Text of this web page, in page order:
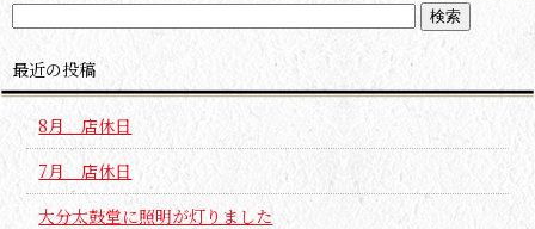
最近の投稿
8月 店休日
7月 店休日
大分太鼓堂に照明が灯りました